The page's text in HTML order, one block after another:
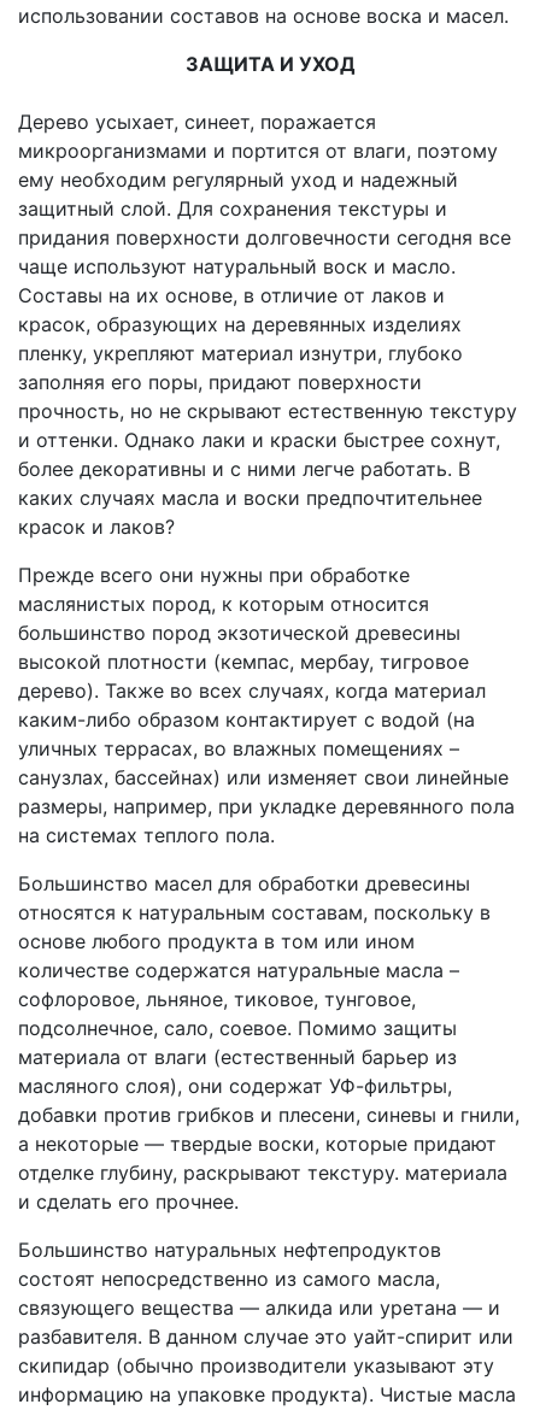
использовании составов на основе воска и масел.
ЗАЩИТА И УХОД
Дерево усыхает, синеет, поражается
микроорганизмами и портится от влаги, поэтому
ему необходим регулярный уход и надежный
защитный слой. Для сохранения текстуры и
придания поверхности долговечности сегодня все
чаще используют натуральный воск и масло.
Составы на их основе, в отличие от лаков и
красок, образующих на деревянных изделиях
пленку, укрепляют материал изнутри, глубоко
заполняя его поры, придают поверхности
прочность, но не скрывают естественную текстуру
и оттенки. Однако лаки и краски быстрее сохнут,
более декоративны и с ними легче работать. В
каких случаях масла и воски предпочтительнее
красок и лаков?
Прежде всего они нужны при обработке
маслянистых пород, к которым относится
большинство пород экзотической древесины
высокой плотности (кемпас, мербау, тигровое
дерево). Также во всех случаях, когда материал
каким-либо образом контактирует с водой (на
уличных террасах, во влажных помещениях –
санузлах, бассейнах) или изменяет свои линейные
размеры, например, при укладке деревянного пола
на системах теплого пола.
Большинство масел для обработки древесины
относятся к натуральным составам, поскольку в
основе любого продукта в том или ином
количестве содержатся натуральные масла –
софлоровое, льняное, тиковое, тунговое,
подсолнечное, сало, соевое. Помимо защиты
материала от влаги (естественный барьер из
масляного слоя), они содержат УФ-фильтры,
добавки против грибков и плесени, синевы и гнили,
а некоторые — твердые воски, которые придают
отделке глубину, раскрывают текстуру. материала
и сделать его прочнее.
Большинство натуральных нефтепродуктов
состоят непосредственно из самого масла,
связующего вещества — алкида или уретана — и
разбавителя. В данном случае это уайт-спирит или
скипидар (обычно производители указывают эту
информацию на упаковке продукта). Чистые масла